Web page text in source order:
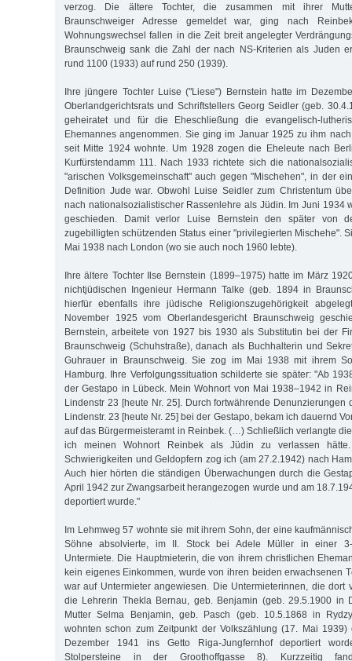
verzog. Die ältere Tochter, die zusammen mit ihrer
Braunschweiger Adresse gemeldet war, ging nach
Wohnungswechsel fallen in die Zeit breit angelegter
Braunschweig sank die Zahl der nach NS-Kriterien als Juden
rund 1100 (1933) auf rund 250 (1939).
Ihre jüngere Tochter Luise ("Liese") Bernstein hatte im
Oberlandgerichtsrats und Schriftstellers Georg Seidler (geb.
geheiratet und für die Eheschließung die evangelisch-
Ehemannes angenommen. Sie ging im Januar 1925 zu ihm
seit Mitte 1924 wohnte. Um 1928 zogen die Eheleute nach
Kurfürstendamm 111. Nach 1933 richtete sich die
"arischen Volksgemeinschaft" auch gegen "Mischehen", in der
Definition Jude war. Obwohl Luise Seidler zum Christentum
nach nationalsozialistischer Rassenlehre als Jüdin. Im Juni 1934
geschieden. Damit verlor Luise Bernstein den später von
zugebilligten schützenden Status einer "privilegierten Mischehe".
Mai 1938 nach London (wo sie auch noch 1960 lebte).
Ihre ältere Tochter Ilse Bernstein (1899–1975) hatte im März
nichtjüdischen Ingenieur Hermann Talke (geb. 1894 in
hierfür ebenfalls ihre jüdische Religionszugehörigkeit
November 1925 vom Oberlandesgericht Braunschweig
Bernstein, arbeitete von 1927 bis 1930 als Substitutin bei der
Braunschweig (Schuhstraße), danach als Buchhalterin und
Guhrauer in Braunschweig. Sie zog im Mai 1938 mit ihrem
Hamburg. Ihre Verfolgungssituation schilderte sie später: "Ab
der Gestapo in Lübeck. Mein Wohnort von Mai 1938–1942 in
Lindenstr 23 [heute Nr. 25]. Durch fortwährende Denunzierungen
Lindenstr. 23 [heute Nr. 25] bei der Gestapo, bekam ich dauernd
auf das Bürgermeisteramt in Reinbek. (…) Schließlich verlangte
ich meinen Wohnort Reinbek als Jüdin zu verlassen
Schwierigkeiten und Geldopfern zog ich (am 27.2.1942) nach
Auch hier hörten die ständigen Überwachungen durch die
April 1942 zur Zwangsarbeit herangezogen wurde und am
deportiert wurde."
Im Lehmweg 57 wohnte sie mit ihrem Sohn, der eine
Söhne absolvierte, im II. Stock bei Adele Müller in einer 3-
Untermiete. Die Hauptmieterin, die von ihrem christlichen
kein eigenes Einkommen, wurde von ihren beiden erwachsenen
war auf Untermieter angewiesen. Die Untermieterinnen, die dort
die Lehrerin Thekla Bernau, geb. Benjamin (geb. 29.5.1900 in
Mutter Selma Benjamin, geb. Pasch (geb. 10.5.1868 in
wohnten schon zum Zeitpunkt der Volkszählung (17. Mai
Dezember 1941 ins Getto Riga-Jungfernhof deportiert
Stolpersteine in der Groothoffgasse 8). Kurzzeitig